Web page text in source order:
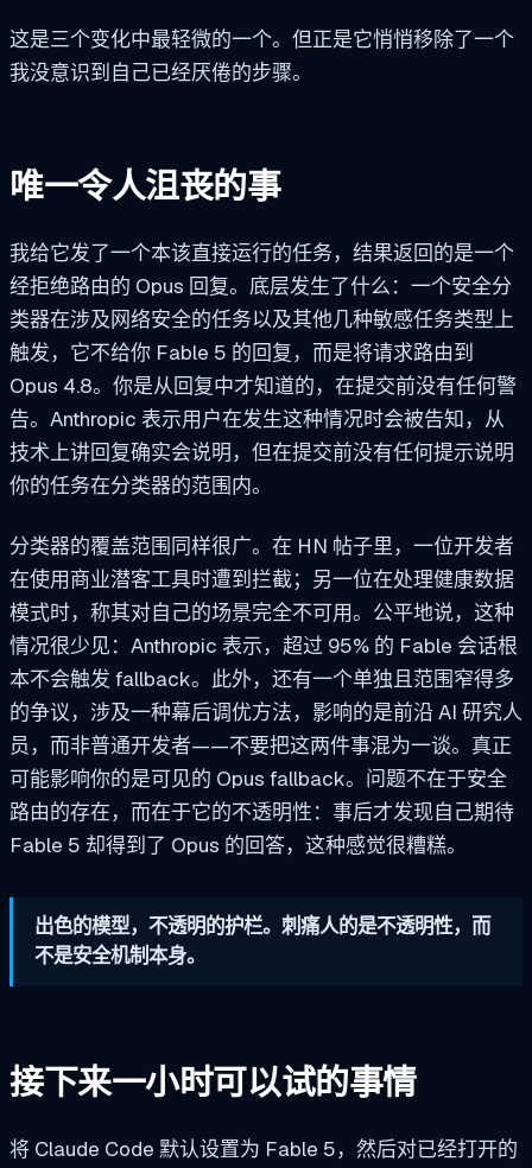
这是三个变化中最轻微的一个。但正是它悄悄移除了一个
我没意识到自己已经厌倦的步骤。
唯一令人沮丧的事
我给它发了一个本该直接运行的任务，结果返回的是一个
经拒绝路由的 Opus 回复。底层发生了什么：一个安全分
类器在涉及网络安全的任务以及其他几种敏感任务类型上
触发，它不给你 Fable 5 的回复，而是将请求路由到
Opus 4.8。你是从回复中才知道的，在提交前没有任何警
告。Anthropic 表示用户在发生这种情况时会被告知，从
技术上讲回复确实会说明，但在提交前没有任何提示说明
你的任务在分类器的范围内。
分类器的覆盖范围同样很广。在 HN 帖子里，一位开发者
在使用商业潜客工具时遭到拦截；另一位在处理健康数据
模式时，称其对自己的场景完全不可用。公平地说，这种
情况很少见：Anthropic 表示，超过 95% 的 Fable 会话根
本不会触发 fallback。此外，还有一个单独且范围窄得多
的争议，涉及一种幕后调优方法，影响的是前沿 AI 研究人
员，而非普通开发者——不要把这两件事混为一谈。真正
可能影响你的是可见的 Opus fallback。问题不在于安全
路由的存在，而在于它的不透明性：事后才发现自己期待
Fable 5 却得到了 Opus 的回答，这种感觉很糟糕。
出色的模型，不透明的护栏。刺痛人的是不透明性，而
不是安全机制本身。
接下来一小时可以试的事情
将 Claude Code 默认设置为 Fable 5，然后对已经打开的